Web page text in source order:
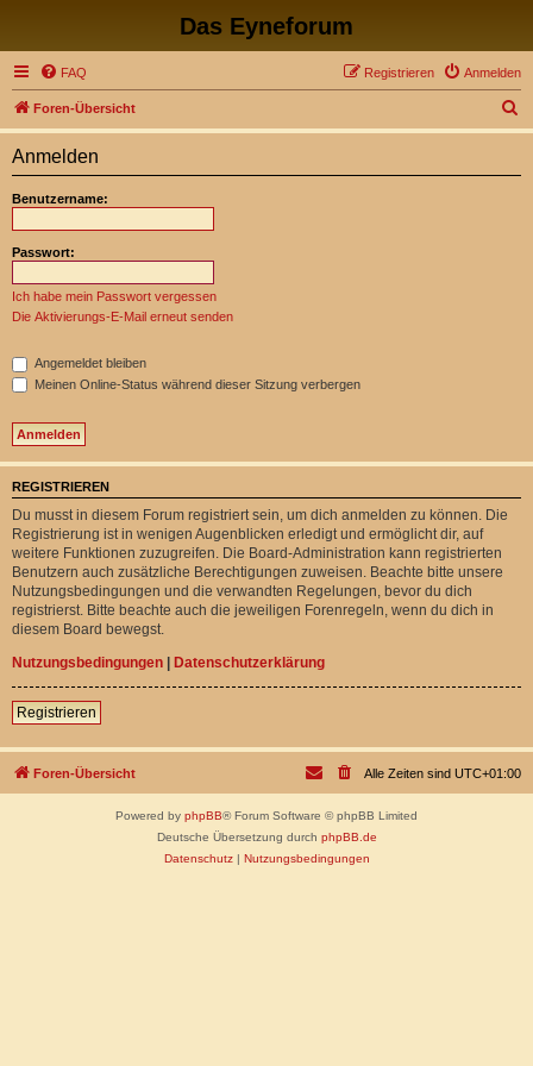
Das Eyneforum
FAQ Anmelden
Registrieren
Foren-Übersicht
u
Anmelden
Benutzername:
Passwort:
Ich habe mein Passwort vergessen
Die Aktivierungs-E-Mail erneut senden
Angemeldet bleiben
Meinen Online-Status während dieser Sitzung verbergen
REGISTRIEREN
Du musst in diesem Forum registriert sein, um dich anmelden zu können. Die
Registrierung ist in wenigen Augenblicken erledigt und ermöglicht dir, auf
weitere Funktionen zuzugreifen. Die Board-Administration kann registrierten
Benutzern auch zusätzliche Berechtigungen zuweisen. Beachte bitte unsere
Nutzungsbedingungen und die verwandten Regelungen, bevor du dich
registrierst. Bitte beachte auch die jeweiligen Forenregeln, wenn du dich in
diesem Board bewegst.
Nutzungsbedingungen | Datenschutzerklärung
Registrieren
Foren-Übersicht Alle Zeiten sind UTC+01:00
Powered by phpBB® Forum Software © phpBB Limited
Deutsche Übersetzung durch phpBB.de
Datenschutz| Nutzungsbedingungen